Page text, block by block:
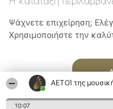
ΑΕΤΟΊ της
10:07
Ψάχνετε επιχείρηση;
Χρησιμοποιήστε την